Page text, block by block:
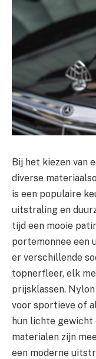
Bij het kiezen van
diverse
is een populaire
uitstraling en
tijd een mooie
portemonnee een
er verschillende
topnerfleer, elk
prijsklassen.
voor sportieve of
hun lichte gewicht
materialen zijn
een moderne